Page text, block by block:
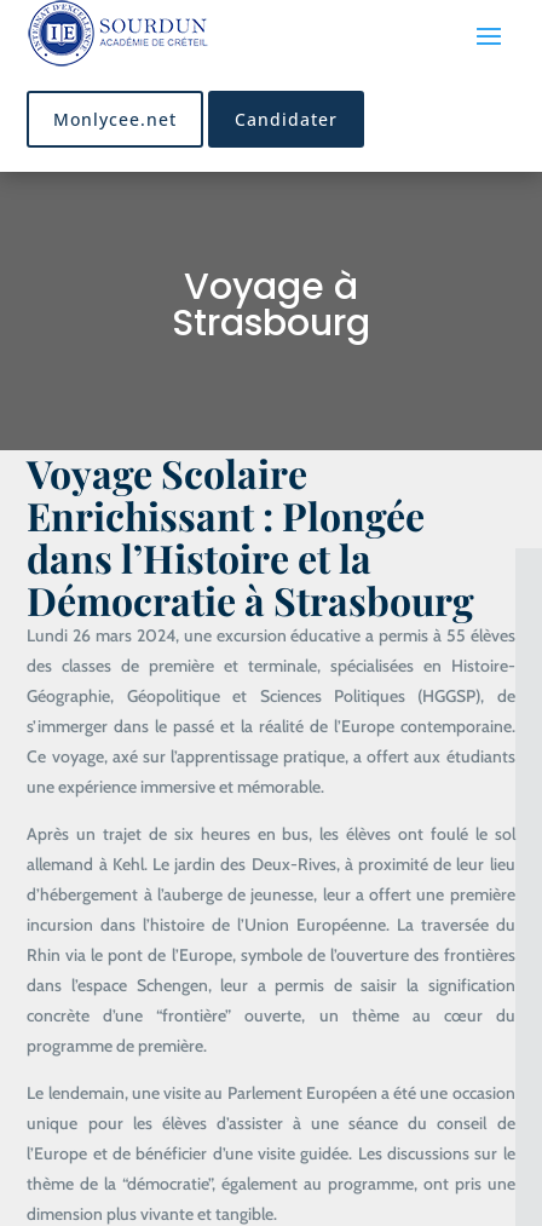
Candidater
Monlycee.net
Voyage à
Strasbourg
Voyage Scolaire
Enrichissant : Plongée
dans l’Histoire et la
Démocratie à Strasbourg
Lundi 26 mars 2024, une excursion éducative a permis à 55 élèves
des classes de première et terminale, spécialisées en Histoire-
Géographie, Géopolitique et Sciences Politiques (HGGSP), de
s’immerger dans le passé et la réalité de l’Europe contemporaine.
Ce voyage, axé sur l’apprentissage pratique, a offert aux étudiants
une expérience immersive et mémorable.
Après un trajet de six heures en bus, les élèves ont foulé le sol
allemand à Kehl. Le jardin des Deux-Rives, à proximité de leur lieu
d’hébergement à l’auberge de jeunesse, leur a offert une première
incursion dans l’histoire de l’Union Européenne. La traversée du
Rhin via le pont de l’Europe, symbole de l’ouverture des frontières
dans l’espace Schengen, leur a permis de saisir la signification
concrète d’une “frontière” ouverte, un thème au cœur du
programme de première.
Le lendemain, une visite au Parlement Européen a été une occasion
unique pour les élèves d’assister à une séance du conseil de
l’Europe et de bénéficier d’une visite guidée. Les discussions sur le
thème de la “démocratie”, également au programme, ont pris une
dimension plus vivante et tangible.